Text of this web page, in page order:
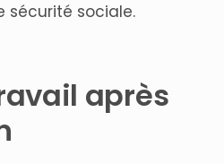
sécurité sociale.
après